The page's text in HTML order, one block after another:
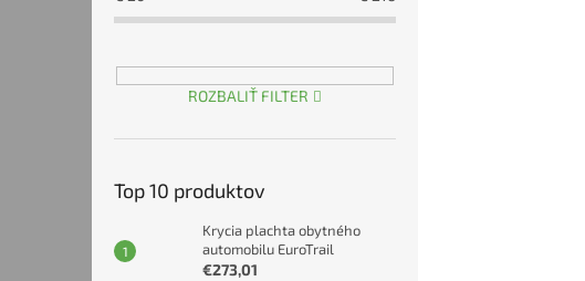
ROZBALIŤ FILTER
Top 10 produktov
Krycia plachta obytného
automobilu EuroTrail
€273,01